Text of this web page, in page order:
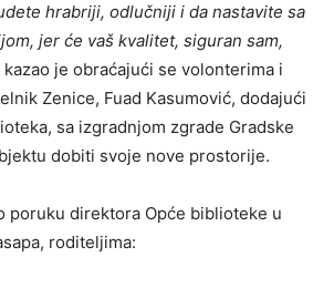
hrabriji, odlučniji i da nastavite sa
jer će vaš kvalitet, siguran sam,
kazao je obraćajući se volonterima i
Zenice, Fuad Kasumović, dodajući
sa izgradnjom zgrade Gradske
dobiti svoje nove prostorije.
poruku direktora Opće biblioteke u
roditeljima: